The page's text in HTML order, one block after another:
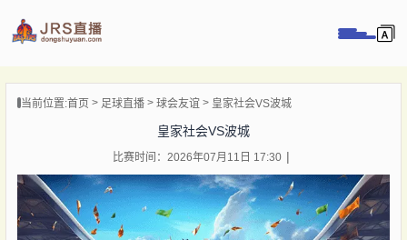
播
闻
当前位置:首页 足球直播 球会友谊 皇家社会VS波城
皇家社会VS波城
比赛时间：2026年07月11日 17:30